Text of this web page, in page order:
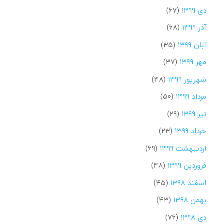
دی ۱۳۹۹
(۶۷)
آذر ۱۳۹۹
(۶۸)
آبان ۱۳۹۹
(۳۵)
مهر ۱۳۹۹
(۳۷)
شهریور ۱۳۹۹
(۴۸)
مرداد ۱۳۹۹
(۵۰)
تیر ۱۳۹۹
(۲۹)
خرداد ۱۳۹۹
(۲۳)
اردیبهشت ۱۳۹۹
(۶۹)
فروردین ۱۳۹۹
(۴۸)
اسفند ۱۳۹۸
(۴۵)
بهمن ۱۳۹۸
(۴۳)
دی ۱۳۹۸
(۷۶)